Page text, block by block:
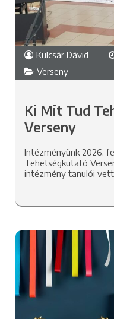
Kulcsár Dávid
Verseny
Ki Mit Tud
Verseny
Intézményünk 2026.
Tehetségkutató
intézmény tanulói